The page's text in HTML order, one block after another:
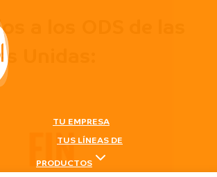
TU EMPRESA
TUS LÍNEAS DE
PRODUCTOS
a los ODS de las
Unidas: